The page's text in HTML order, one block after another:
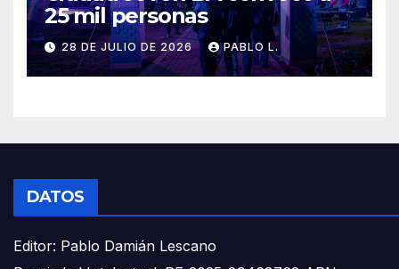
25 mil personas
28 DE JULIO DE 2026 PABLO L.
DATOS
Editor: Pablo Damián Lescano